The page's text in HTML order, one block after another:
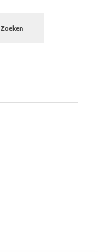
Zoeken